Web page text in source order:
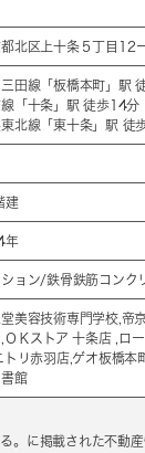
北区上十条５丁目12
田線 「板橋本町 」駅
「 十条 」駅 徒歩14分
北線 「 東十条」駅 徒
建
年
ョン/鉄骨鉄筋コンク
堂美容技術専門学校,帝
ＯＫストア 十条店 ,ロ
トリ赤羽店,ゲオ板橋本
館
。に掲載された不動